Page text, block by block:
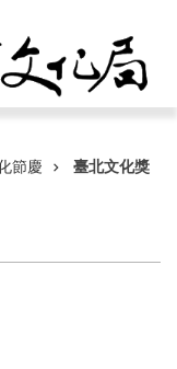
節慶 臺北文化獎